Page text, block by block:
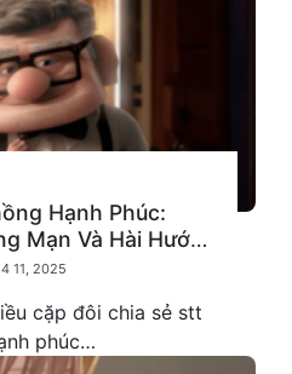
Hạnh Phúc:
Mạn Và Hài Hước
11, 2025
cặp đôi chia sẻ stt
phúc…